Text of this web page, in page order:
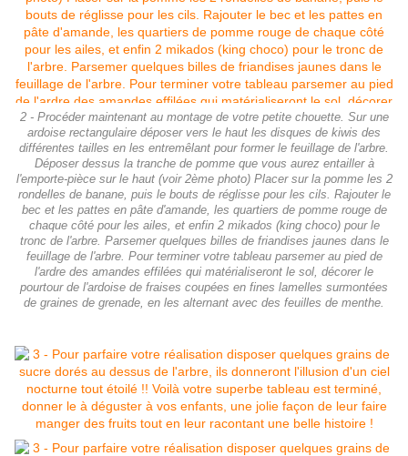
2 - Procéder maintenant au montage de votre petite chouette. Sur une
ardoise rectangulaire déposer vers le haut les disques de kiwis des
différentes tailles en les entremêlant pour former le feuillage de l'arbre.
Déposer dessus la tranche de pomme que vous aurez entailler à
l'emporte-pièce sur le haut (voir 2ème photo) Placer sur la pomme les 2
rondelles de banane, puis le bouts de réglisse pour les cils. Rajouter le
bec et les pattes en pâte d'amande, les quartiers de pomme rouge de
chaque côté pour les ailes, et enfin 2 mikados (king choco) pour le
tronc de l'arbre. Parsemer quelques billes de friandises jaunes dans le
feuillage de l'arbre. Pour terminer votre tableau parsemer au pied de
l'ardre des amandes effilées qui matérialiseront le sol, décorer le
pourtour de l'ardoise de fraises coupées en fines lamelles surmontées
de graines de grenade, en les alternant avec des feuilles de menthe.